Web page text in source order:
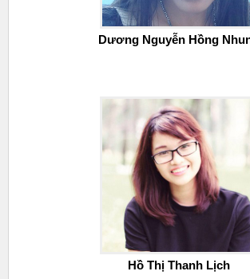
Dương Nguyễn Hồng
Hồ Thị Thanh Lịch